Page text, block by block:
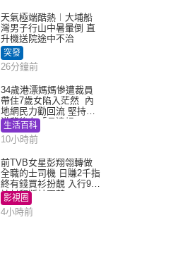
天氣極端酷熱︱大埔船
灣男子行山中暑暈倒 直
升機送院途中不治
突發
26分鐘前
34歲港漂媽媽慘遭裁員
帶住7歲女陷入茫然 內
地網民力勸回流 堅持留
港背後有「長遠規
劃」？
生活百科
10小時前
前TVB女星彭翔翎轉做
全職的士司機 日賺2千指
終有錢買衫扮靚 入行9年
被封翻版林夏薇
影視圈
4小時前